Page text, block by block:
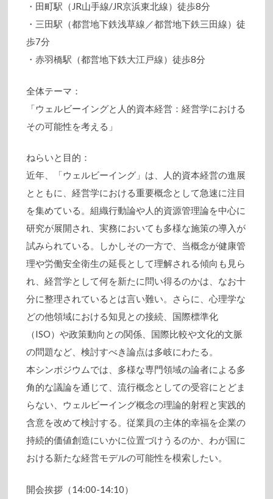
・田町駅（JR山手線/JR京浜東北線）徒歩8分
・三田駅（都営地下鉄浅草線／都営地下鉄三田線）徒
歩7分
・赤羽橋駅（都営地下鉄大江戸線）徒歩8分
全体テーマ：
「ウェルビーイングと人的資本経営：経営学における
その可能性を考える」
ねらいと目的：
近年、「ウェルビーイング」は、人的資本経営の進展
とともに、経営学における重要概念として急速に注目
を集めている。組織行動論や人的資源管理論を中心に
研究が展開され、実務においても多様な施策の導入が
試みられている。しかしその一方で、当概念が健康管
理や労働安全衛生の延長として理解される傾向も見ら
れ、経営学として何を新たに問い得るのかは、なお十
分に整理されているとは言い難い。さらに、心理学な
どの他領域における知見との接続、国際標準化
（ISO）や政策動向との関係、国際比較や文化的文脈
の問題など、検討すべき論点は多岐にわたる。
本シンポジウムでは、多様な専門領域の論者による多
角的な議論を通じて、流行概念としての受容にとどま
らない、ウェルビーイング概念の理論的射程と実践的
含意を改めて検討する。従業員の主体的幸福を企業の
持続的価値創造にいかに位置づけうるのか、わが国に
おける新たな経営モデルの可能性を模索したい。
開会挨拶（14:00-14:10）